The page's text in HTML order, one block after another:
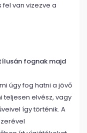
fel van vizezve a
fognak majd
úgy fog hatni a jövő
teljesen elvész, vagy
így történik. A